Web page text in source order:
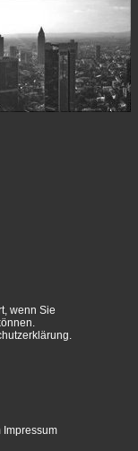
wenn Sie
Impressum